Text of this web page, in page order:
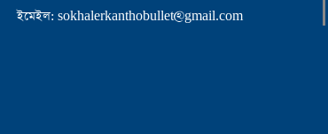
ইমেইল: sokhalerkanthobullet@gmail.com